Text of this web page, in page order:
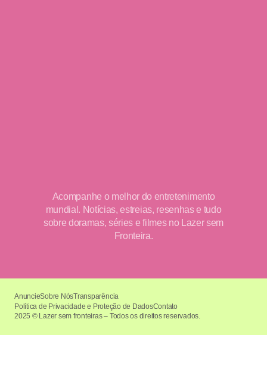
Acompanhe o melhor do entretenimento
mundial. Notícias, estreias, resenhas e tudo
sobre doramas, séries e filmes no Lazer sem
Fronteira.
2025 © Lazer sem fronteiras – Todos os direitos reservados.
AnuncieSobre NósTransparência
Política de Privacidade e Proteção de DadosContato